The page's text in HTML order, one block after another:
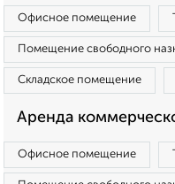
Офисное помещение
Помещение свободного
Складское помещение
Аренда
Офисное помещение